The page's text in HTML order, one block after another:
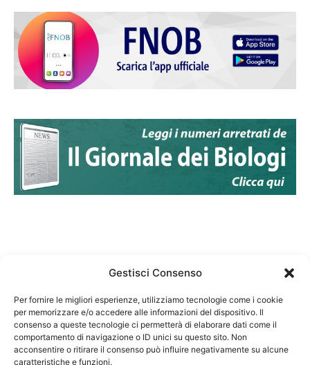
Gestisci Consenso
Per fornire le migliori esperienze, utilizziamo tecnologie come i cookie
per memorizzare e/o accedere alle informazioni del dispositivo. Il
consenso a queste tecnologie ci permetterà di elaborare dati come il
comportamento di navigazione o ID unici su questo sito. Non
acconsentire o ritirare il consenso può influire negativamente su alcune
caratteristiche e funzioni.
Federazione Nazionale Degli Ordini dei Biologi:
codice fiscale 80069130583
Responsabile sito internet www.fnob.it: Vincenzo